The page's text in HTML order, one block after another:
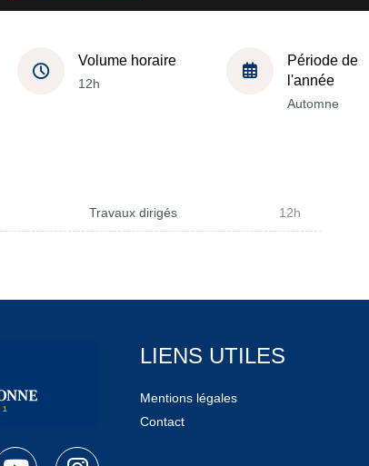
Volume horaire
12h
Période de
l'année
Automne
Travaux dirigés 12h
LIENS UTILES
Mentions légales
Contact